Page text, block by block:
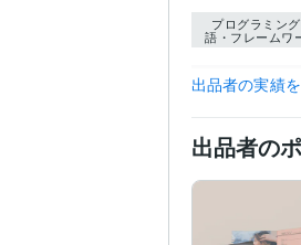
プログラミン
語・フレームワ
ビジネス・クリ
ティブツール
得意分野
語学力
出品者の実績
出品者の